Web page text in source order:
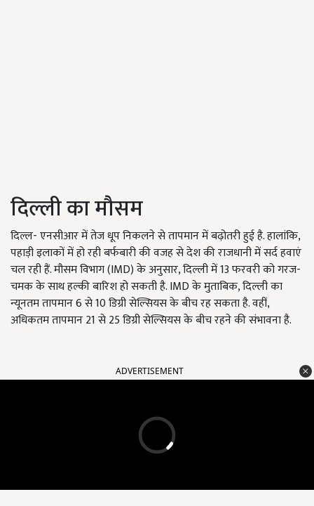
दिल्ली का मौसम
दिल्ल- एनसीआर में तेज धूप निकलने से तापमान में बढ़ोतरी हुई है. हालांकि,
पहाड़ी इलाकों में हो रही बर्फबारी की वजह से देश की राजधानी में सर्द हवाएं
चल रही हैं. मौसम विभाग (IMD) के अनुसार, दिल्ली में 13 फरवरी को गरज-
चमक के साथ हल्की बारिश हो सकती है. IMD के मुताबिक, दिल्ली का
न्यूनतम तापमान 6 से 10 डिग्री सेल्सियस के बीच रह सकता है. वहीं,
अधिकतम तापमान 21 से 25 डिग्री सेल्सियस के बीच रहने की संभावना है.
ADVERTISEMENT